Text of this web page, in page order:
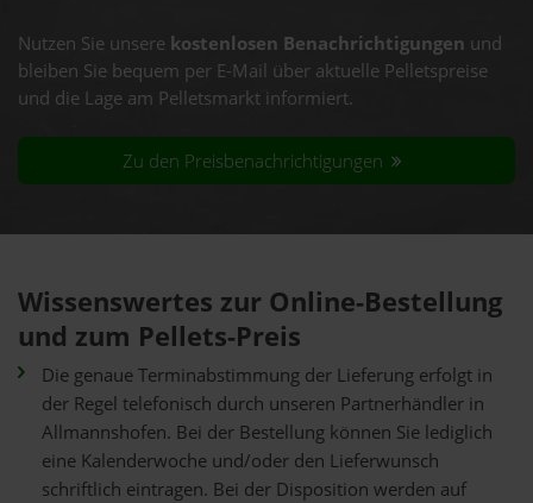
Nutzen Sie unsere kostenlosen Benachrichtigungen und
bleiben Sie bequem per E-Mail über aktuelle Pelletspreise
und die Lage am Pelletsmarkt informiert.
Zu den Preisbenachrichtigungen
Wissenswertes zur Online-Bestellung
und zum Pellets-Preis
Die genaue Terminabstimmung der Lieferung erfolgt in
der Regel telefonisch durch unseren Partnerhändler in
Allmannshofen. Bei der Bestellung können Sie lediglich
eine Kalenderwoche und/oder den Lieferwunsch
schriftlich eintragen. Bei der Disposition werden auf